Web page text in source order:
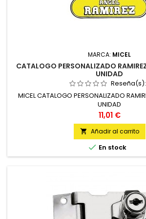
MARCA: MICEL
CATALOGO PERSONALIZADO
UNIDAD
Reseña(s):
MICEL CATALOGO PERSONALIZADO
UNIDAD
Precio
11,01 €
 Añadir al carrito
 En stock